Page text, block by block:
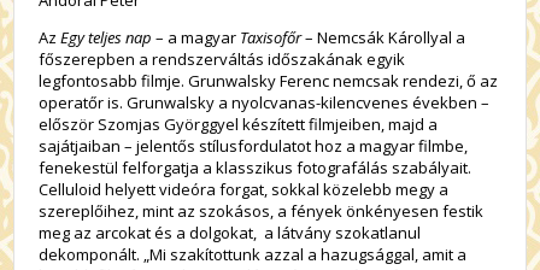
AzEgy teljes nap – a magyar Taxisofőr– Nemcsák Károllyal a
főszerepben a rendszerváltás időszakának egyik
legfontosabb filmje. Grunwalsky Ferenc nemcsak rendezi, ő az
operatőr is. Grunwalsky a nyolcvanas-kilencvenes években –
először Szomjas Györggyel készített filmjeiben, majd a
sajátjaiban – jelentős stílusfordulatot hoz a magyar filmbe,
fenekestül felforgatja a klasszikus fotografálás szabályait.
Celluloid helyett videóra forgat, sokkal közelebb megy a
szereplőihez, mint az szokásos, a fények önkényesen festik
meg az arcokat és a dolgokat, a látvány szokatlanul
dekomponált. „Mi szakítottunk azzal a hazugsággal, amit a